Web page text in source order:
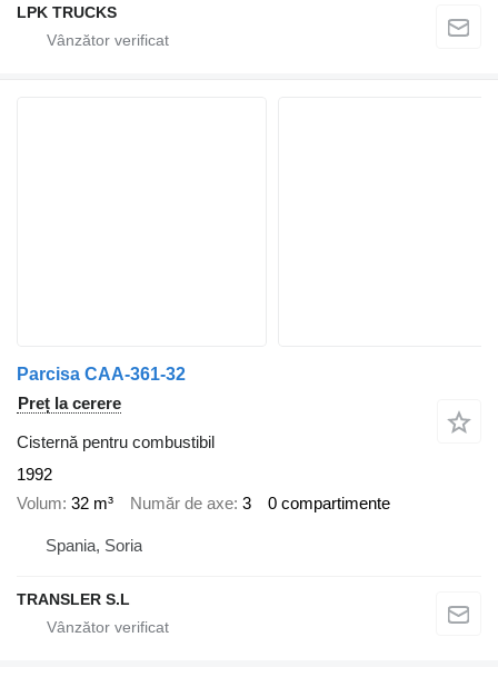
LPK TRUCKS
Parcisa CAA-361-32
Preț la cerere
Cisternă pentru combustibil
1992
Volum 32 m³ Număr de axe 3 0 compartimente
Spania, Soria
TRANSLER S.L